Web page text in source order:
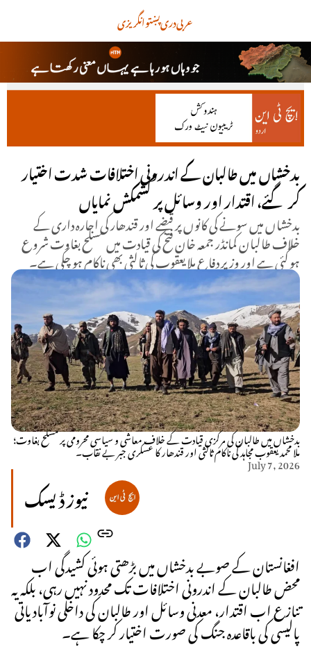
انگریزیپښتودریعربی
بدخشاں میں طالبان کے اندرونی اختلافات شدت اختیار
کر گئے، اقتدار اور وسائل پر کشمکش نمایاں
بدخشاں میں سونے کی کانوں پر قبضے اور قندھار کی اجارہ داری کے
خلاف طالبان کمانڈر جمعہ خان فتح کی قیادت میں مسلح بغاوت شروع
ہو گئی ہے اور وزیر دفاع ملا یعقوب کی ثالثی بھی ناکام ہو چکی ہے۔
بدخشاں میں طالبان کی مرکزی قیادت کے خلاف معاشی و سیاسی محرومی پر مسلح بغاوت؛
ملا محمد یعقوب مجاہد کی ناکام ثالثی اور قندھار کا عسکری جبر بے نقاب۔
July 7, 2026
نیوز ڈیسک
افغانستان کے صوبے بدخشاں میں بڑھتی ہوئی کشیدگی اب
محض طالبان کے اندرونی اختلافات تک محدود نہیں رہی، بلکہ یہ
تنازع اب اقتدار، معدنی وسائل اور طالبان کی داخلی نوآبادیاتی
پالیسی کی باقاعدہ جنگ کی صورت اختیار کر چکا ہے۔